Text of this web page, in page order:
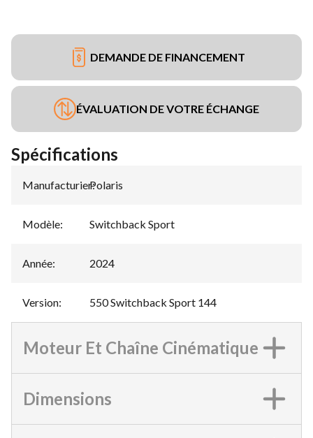
DEMANDE DE FINANCEMENT
ÉVALUATION DE VOTRE ÉCHANGE
Spécifications
Manufacturier:
Polaris
Modèle: Switchback Sport
Année: 2024
Version: 550 Switchback Sport 144
Moteur Et Chaîne Cinématique
Dimensions